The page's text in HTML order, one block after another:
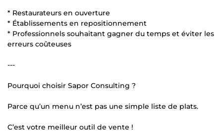
* Restaurateurs en ouverture
* Établissements en repositionnement
* Professionnels souhaitant gagner du temps et éviter les
erreurs coûteuses
---
Pourquoi choisir Sapor Consulting ?
Parce qu’un menu n’est pas une simple liste de plats.
C’est votre meilleur outil de vente !